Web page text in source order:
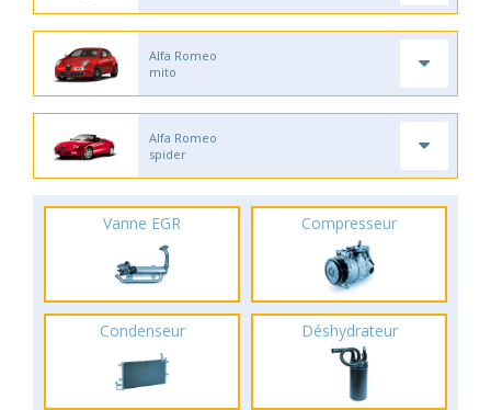
Alfa Romeo
mito
Alfa Romeo
spider
Vanne EGR Compresseur
Condenseur Déshydrateur